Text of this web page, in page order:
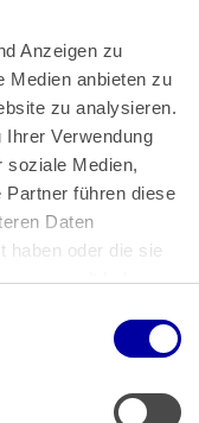
Anzeigen zu
Medien anbieten zu
zu analysieren.
Verwendung
soziale Medien,
Partner führen diese
Daten
haben oder die sie
haben.